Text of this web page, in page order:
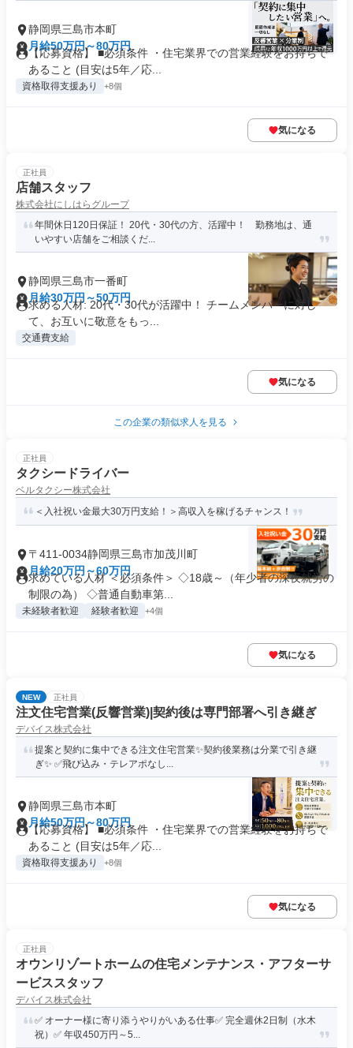
静岡県三島市本町
月給50万円～80万円
【応募資格】 ■必須条件 ・住宅業界での営業経験をお持ちで
あること (目安は5年／応...
資格取得支援あり +8個
気になる
正社員
店舗スタッフ
株式会社にしはらグループ
年間休日120日保証！ 20代・30代の方、活躍中！ 勤務地は、通
いやすい店舗をご相談くだ...
静岡県三島市一番町
月給30万円～50万円
求める人材: 20代・30代が活躍中！ チームメンバーに対し
て、お互いに敬意をもっ...
交通費支給
気になる
この企業の類似求人を見る
正社員
タクシードライバー
ベルタクシー株式会社
＜入社祝い金最大30万円支給！＞高収入を稼げるチャンス！
〒411-0034静岡県三島市加茂川町
月給20万円～60万円
求めている人材 ＜必須条件＞ ◇18歳～（年少者の深夜就労の
制限の為） ◇普通自動車第...
未経験者歓迎 経験者歓迎 +4個
気になる
NEW 正社員
注文住宅営業(反響営業)|契約後は専門部署へ引き継ぎ
デバイス株式会社
提案と契約に集中できる注文住宅営業✨契約後業務は分業で引き継
ぎ✨ ✅飛び込み・テレアポなし...
静岡県三島市本町
月給50万円～80万円
【応募資格】 ■必須条件 ・住宅業界での営業経験をお持ちで
あること (目安は5年／応...
資格取得支援あり +8個
気になる
正社員
オウンリゾートホームの住宅メンテナンス・アフターサ
ービススタッフ
デバイス株式会社
✅ オーナー様に寄り添うやりがいある仕事✅ 完全週休2日制（水木
祝）✅ 年収450万円～5...